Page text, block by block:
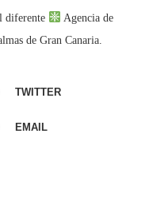
diferente
Agencia de
de Gran Canaria.
TWITTER
EMAIL